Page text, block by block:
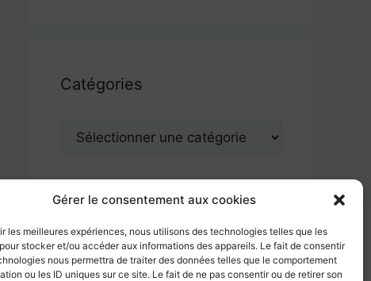
Gérer le consentement aux cookies
les meilleures expériences, nous utilisons des technologies telles que les
stocker et/ou accéder aux informations des appareils. Le fait de consentir
nous permettra de traiter des données telles que le comportement
ou les ID uniques sur ce site. Le fait de ne pas consentir ou de retirer son
Catégories
Catégories